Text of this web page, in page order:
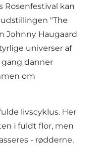
Rosenfestival kan
"The
Johnny Haugaard
universer af
danner
om
livscyklus. Her
i fuldt flor, men
- rødderne,